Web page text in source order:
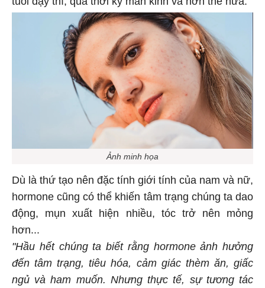
tuổi dậy thì, qua thời kỳ mãn kinh và hơn thế nữa.
Ảnh minh họa
Dù là thứ tạo nên đặc tính giới tính của nam và nữ,
hormone cũng có thể khiến tâm trạng chúng ta dao
động, mụn xuất hiện nhiều, tóc trở nên mỏng
hơn...
"Hầu hết chúng ta biết rằng hormone ảnh hưởng
đến tâm trạng, tiêu hóa, cảm giác thèm ăn, giấc
ngủ và ham muốn. Nhưng thực tế, sự tương tác